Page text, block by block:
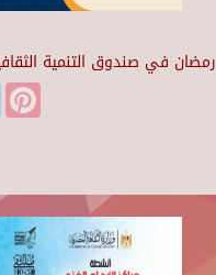
رمضان في صندوق التنمية الثقافية
Twitter